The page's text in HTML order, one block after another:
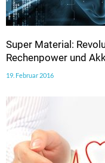
Super Material:
Rechenpower und
19. Februar 2016